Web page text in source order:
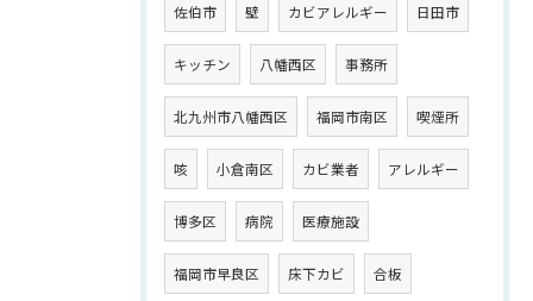
佐伯市 壁 カビアレルギー 日田市
キッチン 八幡西区 事務所
北九州市八幡西区 福岡市南区 喫煙所
咳 小倉南区 カビ業者 アレルギー
博多区 病院 医療施設
福岡市早良区 床下カビ 合板